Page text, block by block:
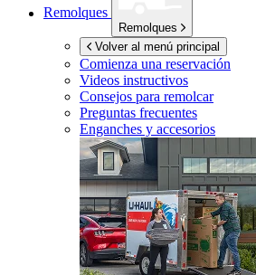
Remolques
Remolques
Volver al menú principal
Comienza una reservación
Videos instructivos
Consejos para remolcar
Preguntas frecuentes
Enganches y accesorios